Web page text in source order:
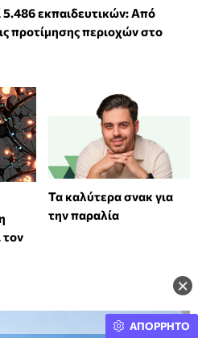
×
5.486 εκπαιδευτικών: Από
προτίμησης περιοχών στο
τον
Τα καλύτερα σνακ για
την παραλία
ΑΠΟΡΡΗΤΟ